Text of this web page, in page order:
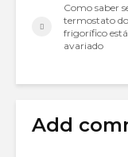
Como saber
termostato do
frigorífico está
avariado
Add